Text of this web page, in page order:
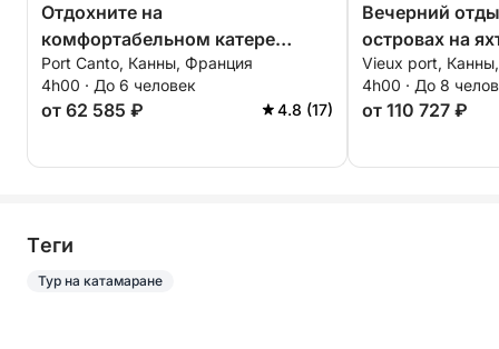
Отдохните на
комфортабельном катере
вокруг Леринских островов в
течение 4 часов. Специальная
скидка для пар!
Port Canto, Канны, Франция
4h00 · До 6 человек
от 62 585 ₽ 4.8 (17)
Вечерний
островах на
Vieux port,
4h00 · До 8
от 110 727 ₽
Tеги
Тур на катамаране